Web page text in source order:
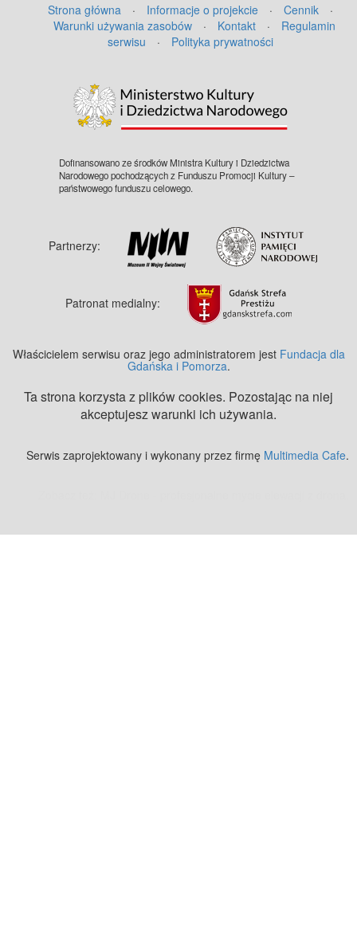
Strona główna · Informacje o projekcie · Cennik
·
Warunki używania zasobów
· Kontakt ·
Regulamin
serwisu
· Polityka prywatności
Dofinansowano ze środków Ministra Kultury i Dziedzictwa
Narodowego pochodzących z Funduszu Promocji Kultury –
państwowego funduszu celowego.
Partnerzy:
Patronat medialny:
Właścicielem serwisu oraz jego administratorem jest Fundacja dla
Gdańska i Pomorza.
Ta strona korzysta z plików cookies. Pozostając na niej
akceptujesz warunki ich używania.
Serwis zaprojektowany i wykonany przez firmę Multimedia Cafe.